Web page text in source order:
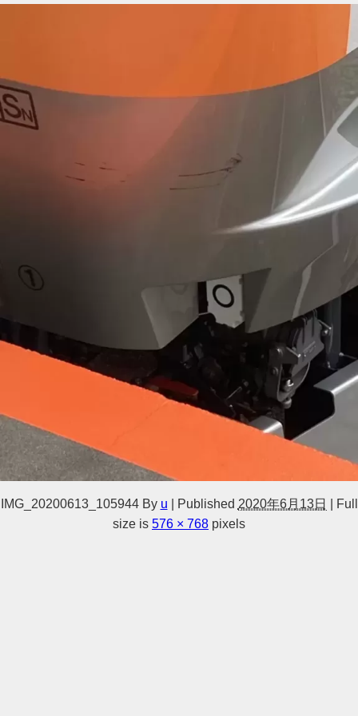
IMG_20200613_105944 By u Published 2020年6月13日
Full
size is 576 × 768 pixels